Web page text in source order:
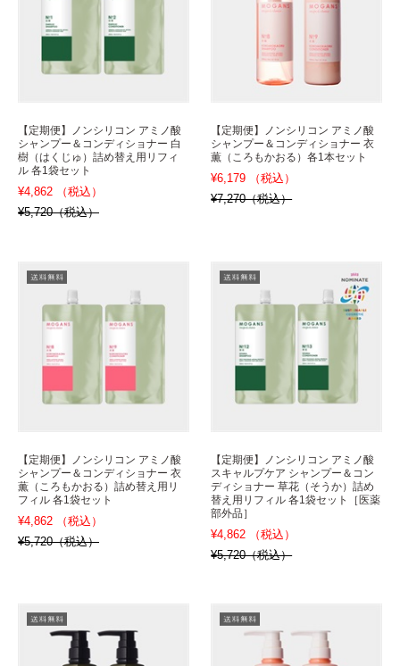
【定期便】ノンシリコン アミノ酸
シャンプー＆コンディショナー 白
樹（はくじゅ）詰め替え用リフィ
ル 各1袋セット
¥4,862 （税込）
¥5,720（税込）
【定期便】ノンシリコン アミノ酸
シャンプー＆コンディショナー 衣
薫（ころもかおる）各1本セット
¥6,179 （税込）
¥7,270（税込）
【定期便】ノンシリコン アミノ酸
シャンプー＆コンディショナー 衣
薫（ころもかおる）詰め替え用リ
フィル 各1袋セット
¥4,862 （税込）
¥5,720（税込）
【定期便】ノンシリコン アミノ酸
スキャルプケア シャンプー＆コン
ディショナー 草花（そうか）詰め
替え用リフィル 各1袋セット［医薬
部外品］
¥4,862 （税込）
¥5,720（税込）